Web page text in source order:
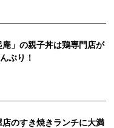
」の親子丼は鶏専門店が
ぶり！
のすき焼きランチに大満